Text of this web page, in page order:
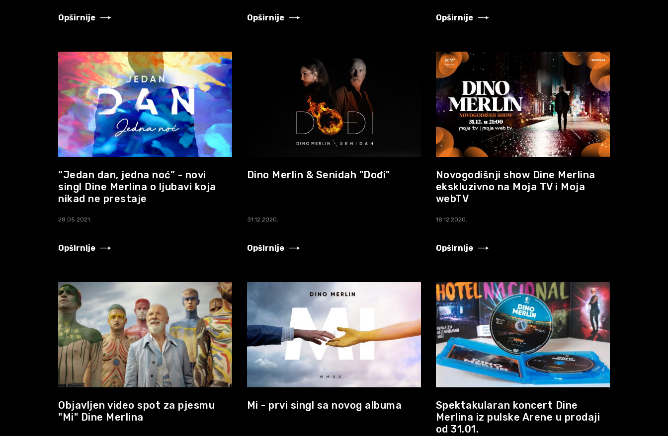
Opširnije Opširnije Opširnije
“Jedan dan, jedna noć” - novi
singl Dine Merlina o ljubavi koja
nikad ne prestaje
28.05.2021.
Opširnije
Dino Merlin & Senidah "Dođi"
31.12.2020.
Opširnije
Novogodišnji show Dine Merlina
ekskluzivno na Moja TV i Moja
webTV
18.12.2020.
Opširnije
Objavljen video spot za pjesmu
"Mi" Dine Merlina
Mi - prvi singl sa novog albuma
Spektakularan koncert Dine
Merlina iz pulske Arene u prodaji
od 31.01.